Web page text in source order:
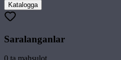
Katalogga
Saralanganlar